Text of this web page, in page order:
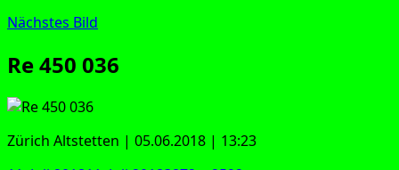
Nächstes Bild
Re 450 036
Zürich Alt­stet­ten | 05.06.2018 | 13:23